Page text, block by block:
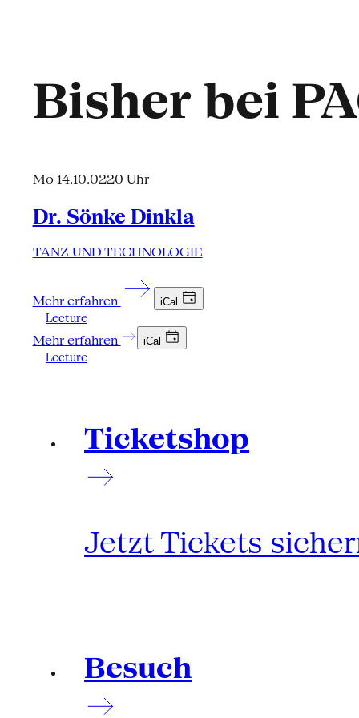
Bisher bei
Mo 14.10.0220 Uhr
Dr. Sönke Dinkla
TANZ UND TECHNOLOGIE
Mehr erfahren iCal
Lecture
Mehr erfahren iCal
Lecture
Ticketshop
Jetzt Tickets
Besuch